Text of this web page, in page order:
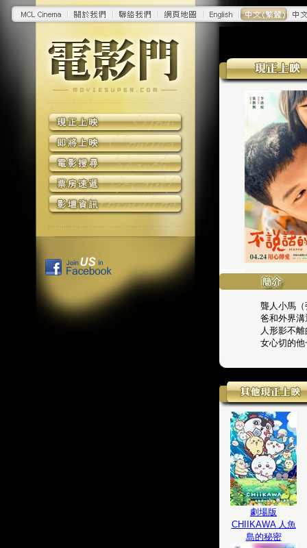
聾人小馬
爸和外界
人形影不
女心切的
劇場版
CHIIKAWA 人魚
島的秘密